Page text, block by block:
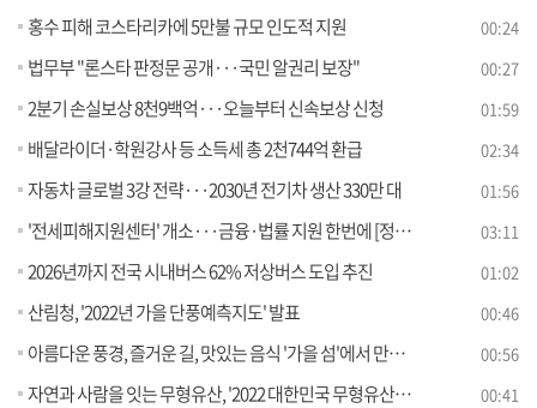
홍수 피해 코스타리카에 5만불 규모 인도적 지원 00:24
법무부 "론스타 판정문 공개···국민 알권리 보장" 00:27
2분기 손실보상 8천9백억···오늘부터 신속보상 신청 01:59
배달라이더·학원강사 등 소득세 총 2천744억 환급 02:34
자동차 글로벌 3강 전략···2030년 전기차 생산 330만 대 01:56
'전세피해지원센터' 개소···금융·법률 지원 한번에 [정책현장+] 03:11
2026년까지 전국 시내버스 62% 저상버스 도입 추진 01:02
산림청, '2022년 가을 단풍예측지도' 발표 00:46
아름다운 풍경, 즐거운 길, 맛있는 음식 '가을 섬'에서 만나요 00:56
자연과 사람을 잇는 무형유산, '2022 대한민국 무형유산대전' 개최 00:41